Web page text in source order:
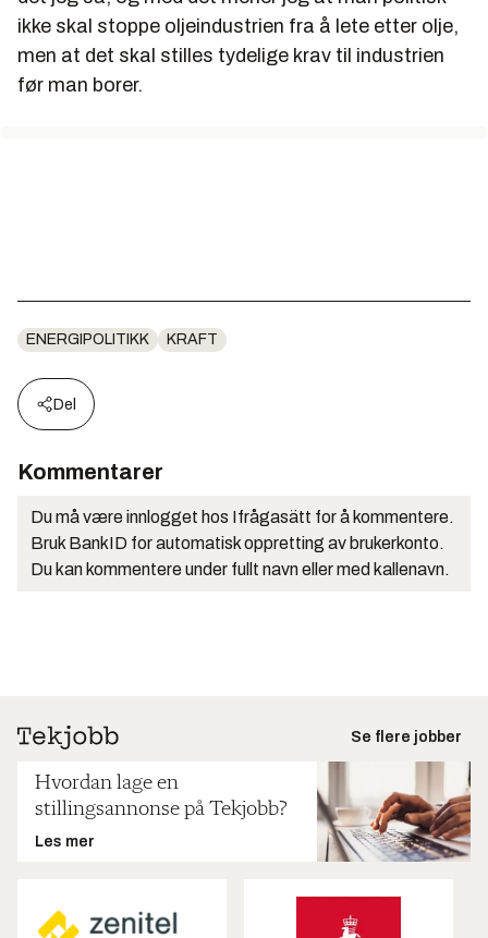
ikke skal stoppe oljeindustrien fra å lete etter olje,
men at det skal stilles tydelige krav til industrien
før man borer.
ENERGIPOLITIKK KRAFT
Del
Kommentarer
Du må være innlogget hos Ifrågasätt for å kommentere.
Bruk BankID for automatisk oppretting av brukerkonto.
Du kan kommentere under fullt navn eller med kallenavn.
Se flere jobber
Hvordan lage en
stillingsannonse på Tekjobb?
Les mer